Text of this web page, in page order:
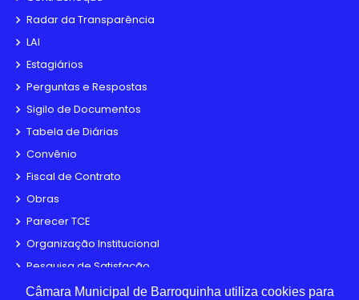
Radar da Transparência
LAI
Estagiários
Perguntas e Respostas
Sigilo de Documentos
Tabela de Diárias
Convênio
Fiscal de Contrato
Obras
Parecer TCE
Organização Institucional
Pesquisa de Satisfação
Processos Seletivos
Câmara Municipal de Barroquinha utiliza cookies para